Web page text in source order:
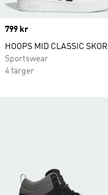
Price
799 kr
HOOPS MID CLASSIC SKOR
Sportswear
4 färger